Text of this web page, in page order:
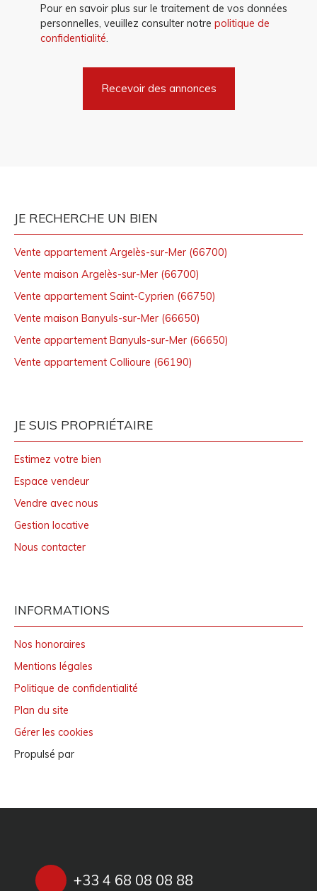
Pour en savoir plus sur le traitement de vos données
personnelles, veuillez consulter notre politique de
confidentialité.
Recevoir des annonces
JE RECHERCHE UN BIEN
Vente appartement Argelès-sur-Mer (66700)
Vente maison Argelès-sur-Mer (66700)
Vente appartement Saint-Cyprien (66750)
Vente maison Banyuls-sur-Mer (66650)
Vente appartement Banyuls-sur-Mer (66650)
Vente appartement Collioure (66190)
JE SUIS PROPRIÉTAIRE
Estimez votre bien
Espace vendeur
Vendre avec nous
Gestion locative
Nous contacter
INFORMATIONS
Nos honoraires
Mentions légales
Politique de confidentialité
Plan du site
Gérer les cookies
Propulsé par
+33 4 68 08 08 88